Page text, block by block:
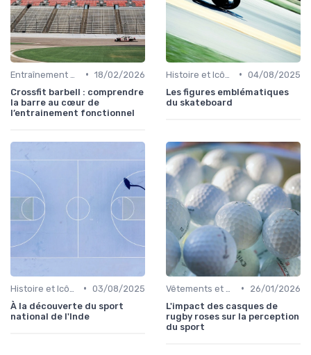
• 18/02/2026
Crossfit barbell : comprendre
la barre au cœur de
l’entrainement fonctionnel
• 04/08/2025
Les figures emblématiques
du skateboard
• 03/08/2025
À la découverte du sport
national de l'Inde
•
26/01/2026
L'impact des casques de
rugby roses sur la perception
du sport